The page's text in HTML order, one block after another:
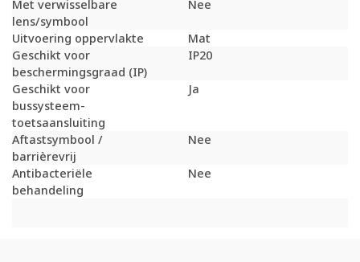
Met verwisselbare
lens/symbool
Nee
Uitvoering oppervlakte
Mat
Geschikt voor
beschermingsgraad (IP)
IP20
Geschikt voor
bussysteem-
toetsaansluiting
Ja
Aftastsymbool /
barrièrevrij
Nee
Antibacteriële
behandeling
Nee